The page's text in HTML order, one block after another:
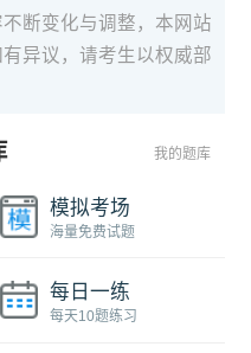
断变化与调整，本网站
异议，请考生以权威部
我的题库
模拟考场
海量免费试题
每日一练
每天10题练习